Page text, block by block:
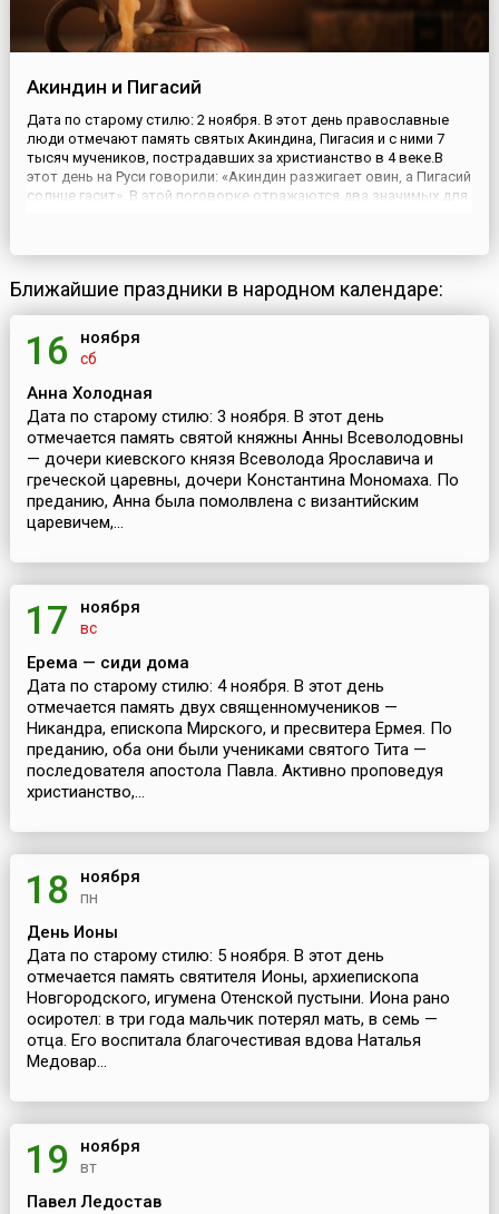
Акиндин и Пигасий
Дата по старому стилю: 2 ноября. В этот день православные
люди отмечают память святых Акиндина, Пигасия и с ними 7
тысяч мучеников, пострадавших за христианство в 4 веке.В
этот день на Руси говорили: «Акиндин разжигает овин, а Пигасий
солнце гасит». В этой поговорке отражаются два значимых для
Ближайшие праздники в народном календаре:
16 ноября
сб
Анна Холодная
Дата по старому стилю: 3 ноября. В этот день
отмечается память святой княжны Анны Всеволодовны
— дочери киевского князя Всеволода Ярославича и
греческой царевны, дочери Константина Мономаха. По
преданию, Анна была помолвлена с византийским
царевичем,...
17 ноября
вс
Ерема — сиди дома
Дата по старому стилю: 4 ноября. В этот день
отмечается память двух священномучеников —
Никандра, епископа Мирского, и пресвитера Ермея. По
преданию, оба они были учениками святого Тита —
последователя апостола Павла. Активно проповедуя
христианство,...
18 ноября
пн
День Ионы
Дата по старому стилю: 5 ноября. В этот день
отмечается память святителя Ионы, архиепископа
Новгородского, игумена Отенской пустыни. Иона рано
осиротел: в три года мальчик потерял мать, в семь —
отца. Его воспитала благочестивая вдова Наталья
Медовар...
19 ноября
вт
Павел Ледостав